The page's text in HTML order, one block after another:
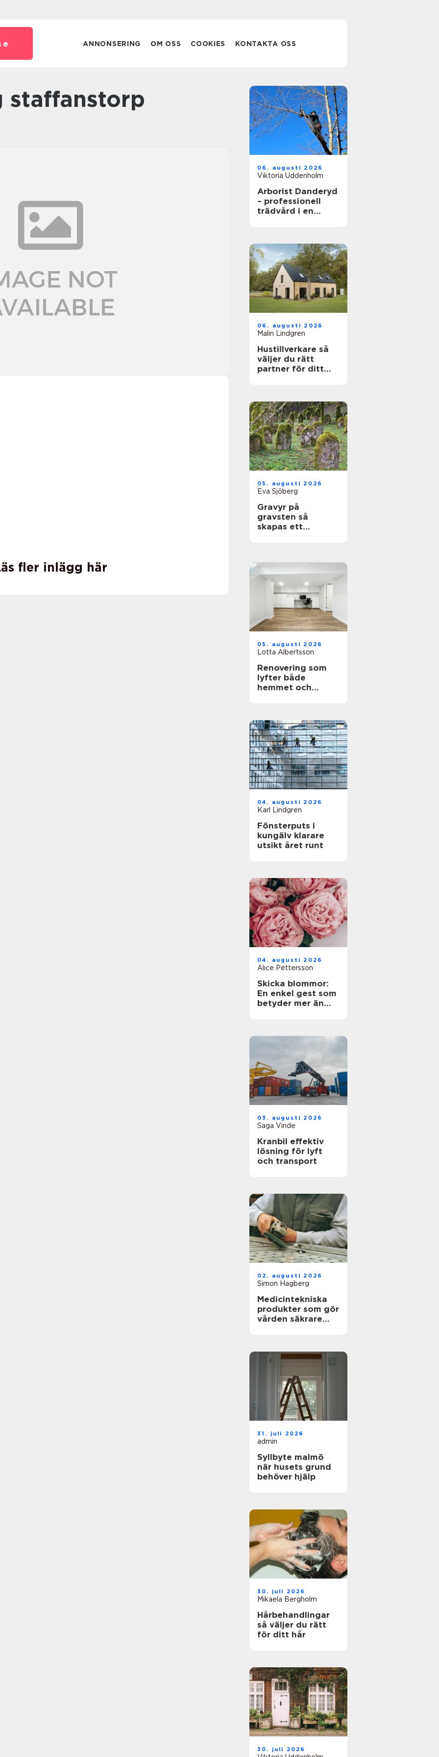
ANNONSERING OM OSS COOKIES KONTAKTA OSS
staffanstorp
fler inlägg här
06. augusti 2026
Viktoria Uddenholm
Arborist Danderyd
– professionell
trädvård i en
06. augusti 2026
Malin Lindgren
Hustillverkare så
väljer du rätt
partner för ditt
05. augusti 2026
Eva Sjöberg
Gravyr på
gravsten så
skapas ett
05. augusti 2026
Lotta Albertsson
Renovering som
lyfter både
hemmet och
04. augusti 2026
Karl Lindgren
Fönsterputs i
kungälv klarare
utsikt året runt
04. augusti 2026
Alice Pettersson
Skicka blommor:
En enkel gest som
betyder mer än
03. augusti 2026
Saga Vinde
Kranbil effektiv
lösning för lyft
och transport
02. augusti 2026
Simon Hagberg
Medicintekniska
produkter som gör
vården säkrare
31. juli 2026
admin
Syllbyte malmö
när husets grund
behöver hjälp
30. juli 2026
Mikaela Bergholm
Hårbehandlingar
så väljer du rätt
för ditt hår
30. juli 2026